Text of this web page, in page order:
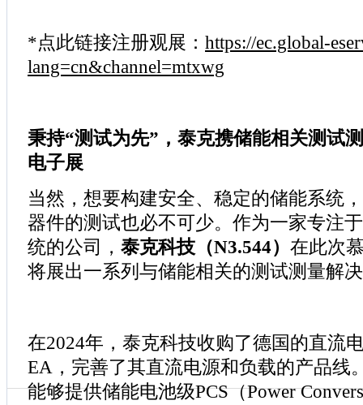
*点此链接注册观展： https://ec.global-
lang=cn&channel=mtxwg
秉持“测试为先”，泰克携储能相关测试
电子展
当然，想要构建安全、稳定的储能系统
器件的测试也必不可少。作为一家专注
统的公司， 泰克科技（N3.544） 在此次
将展出一系列与储能相关的测试测量解
在2024年，泰克科技收购了德国的直流
EA，完善了其直流电源和负载的产品线
能够提供储能电池级PCS（Power